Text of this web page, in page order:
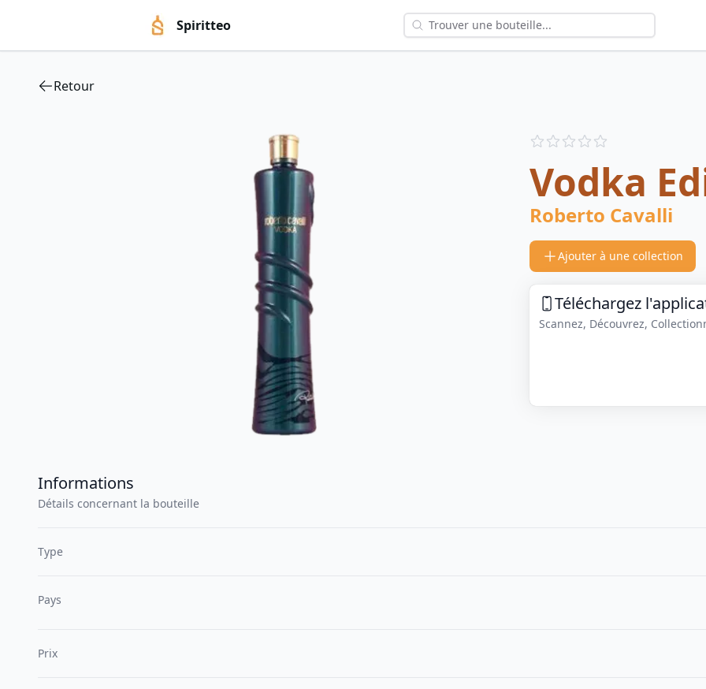
Spiritteo
Retour
Reviews
Vodka
Roberto Cavalli
Ajouter à une collection
Téléchargez
Scannez, Découvrez,
Informations
Détails concernant la bouteille
Type
Pays
Prix